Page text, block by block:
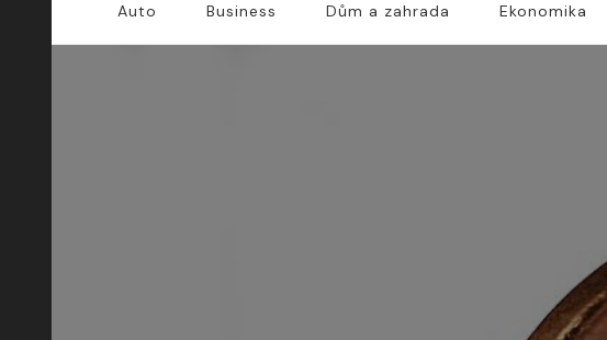
Auto Business Dům a zahrada Ekonomika